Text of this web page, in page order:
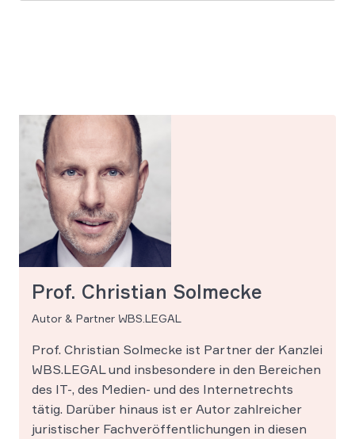
Prof. Christian Solmecke
Autor & Partner WBS.LEGAL
Prof. Christian Solmecke ist Partner der Kanzlei
WBS.LEGAL und insbesondere in den Bereichen
des IT-, des Medien- und des Internetrechts
tätig. Darüber hinaus ist er Autor zahlreicher
juristischer Fachveröffentlichungen in diesen